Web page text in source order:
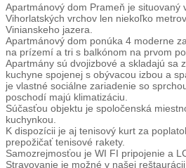
Apartmánový dom Prameň je situovaný
Vihorlatských vrchov len niekoľko
Vinianskeho jazera.
Apartmánový dom ponúka 4 moderne
na prízemí a tri s balkónom na prvom
Apartmány sú dvojizbové a skladajú sa
kuchyne spojenej s obývacou izbou a
je vlastné sociálne zariadenie so
poschodí majú klimatizáciu.
Súčasťou objektu je spoločenská
kuchynkou.
K dispozícii je aj tenisový kurt za
prepožičať tenisové rakety.
Samozrejmosťou je WI FI pripojenie a
Stravovanie je možné v našej